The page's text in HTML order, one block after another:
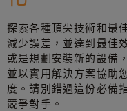
探索各種頂尖技術和最
減少誤差，並達到最佳
或是規劃安裝新的設備
並以實用解決方案協助
度。請別錯過這份必備
競爭對手。